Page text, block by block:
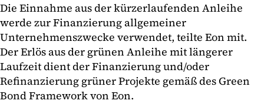
Die Einnahme aus der kürzerlaufenden Anleihe
werde zur Finanzierung allgemeiner
Unternehmenszwecke verwendet, teilte Eon mit.
Der Erlös aus der grünen Anleihe mit längerer
Laufzeit dient der Finanzierung und/oder
Refinanzierung grüner Projekte gemäß des Green
Bond Framework von Eon.